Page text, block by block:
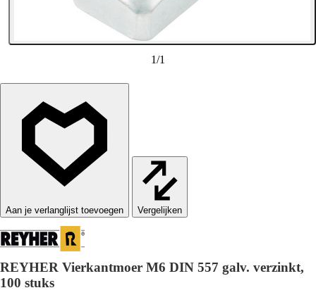
1/1
Vergelijken
REYHER Vierkantmoer M6 DIN 557 galv. verzinkt,
100 stuks